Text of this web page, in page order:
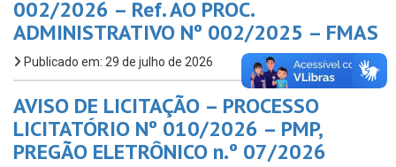
002/2026 – Ref. AO PROC.
ADMINISTRATIVO Nº 002/2025 – FMAS
Publicado em: 29 de julho de 2026
AVISO DE LICITAÇÃO – PROCESSO
LICITATÓRIO Nº 010/2026 – PMP,
PREGÃO ELETRÔNICO n.º 07/2026